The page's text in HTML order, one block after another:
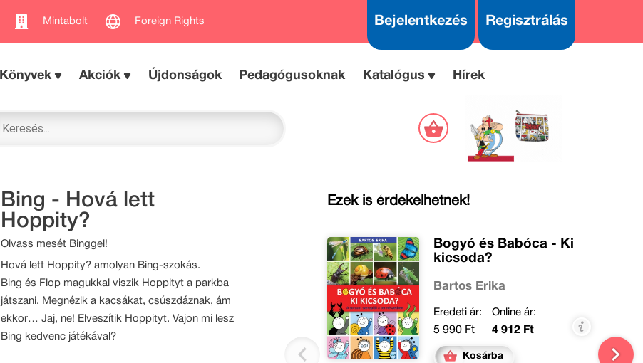
Mintabolt Foreign Rights Bejelentkezés Regisztrálás
Könyvek Akciók Újdonságok Pedagógusoknak Katalógus Hírek
Bing - Hová lett
Hoppity?
Olvass mesét Binggel!
Hová lett Hoppity? amolyan Bing-szokás.
Bing és Flop magukkal viszik Hoppityt a parkba
játszani. Megnézik a kacsákat, csúszdáznak, ám
ekkor… Jaj, ne! Elveszítik Hoppityt. Vajon mi lesz
Bing kedvenc játékával?
Ezek is érdekelhetnek!
Bogyó és Babóca - Ki
kicsoda?
Bartos Erika
Eredeti ár:
5 990 Ft
Online ár:
4 912 Ft
Kosárba